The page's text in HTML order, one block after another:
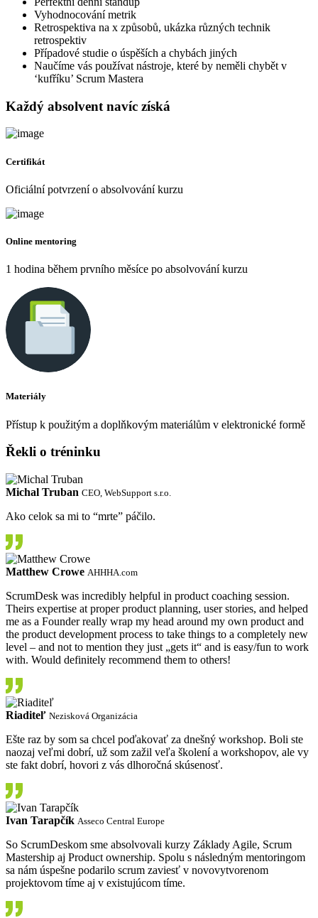
Vyhodnocování metrik
Retrospektiva na x způsobů, ukázka různých technik
retrospektiv
Případové studie o úspěších a chybách jiných
Naučíme vás používat nástroje, které by neměli chybět v
‘kufříku’ Scrum Mastera
Každý absolvent navíc získá
Certifikát
Oficiální potvrzení o absolvování kurzu
Online mentoring
1 hodina během prvního měsíce po absolvování kurzu
Materiály
Přístup k použitým a doplňkovým materiálům v elektronické formě
Řekli o tréninku
Michal Truban CEO, WebSupport s.r.o.
Ako celok sa mi to “mrte” páčilo.
Matthew Crowe AHHHA.com
ScrumDesk was incredibly helpful in product coaching session.
Theirs expertise at proper product planning, user stories, and helped
me as a Founder really wrap my head around my own product and
the product development process to take things to a completely new
level – and not to mention they just „gets it“ and is easy/fun to work
with. Would definitely recommend them to others!
Riaditeľ Nezisková Organizácia
Ešte raz by som sa chcel poďakovať za dnešný workshop. Boli ste
naozaj veľmi dobrí, už som zažil veľa školení a workshopov, ale vy
ste fakt dobrí, hovori z vás dlhoročná skúsenosť.
Ivan Tarapčík Asseco Central Europe
So ScrumDeskom sme absolvovali kurzy Základy Agile, Scrum
Mastership aj Product ownership. Spolu s následným mentoringom
sa nám úspešne podarilo scrum zaviesť v novovytvorenom
projektovom tíme aj v existujúcom tíme.